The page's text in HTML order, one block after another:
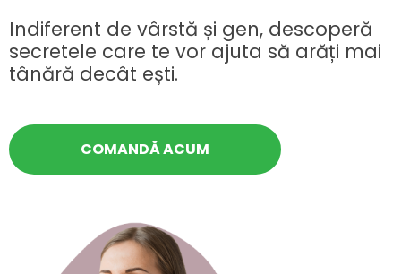
Indiferent de vârstă și gen, descoperă
secretele care te vor ajuta să arăți mai
tânără decât ești.
COMANDĂ ACUM